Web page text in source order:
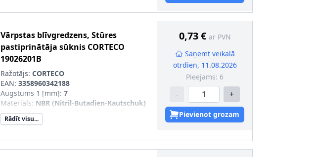
Vārpstas blīvgredzens, Stūres
pastiprinātāja sūknis CORTECO
19026201B
Ražotājs: CORTECO
EAN: 3358960342188
Augstums 1 [mm]: 7
Materiāls: NBR (Nitril-Butadien-Kautschuk)
Putekļusargs
Ārējais diametrs 1 [mm]
Rādīt visu...
0,73 € ar PVN
Saņemt veikalā
otrdien, 11.08.2026
Pieejams: 6
- +
Pievienot grozam